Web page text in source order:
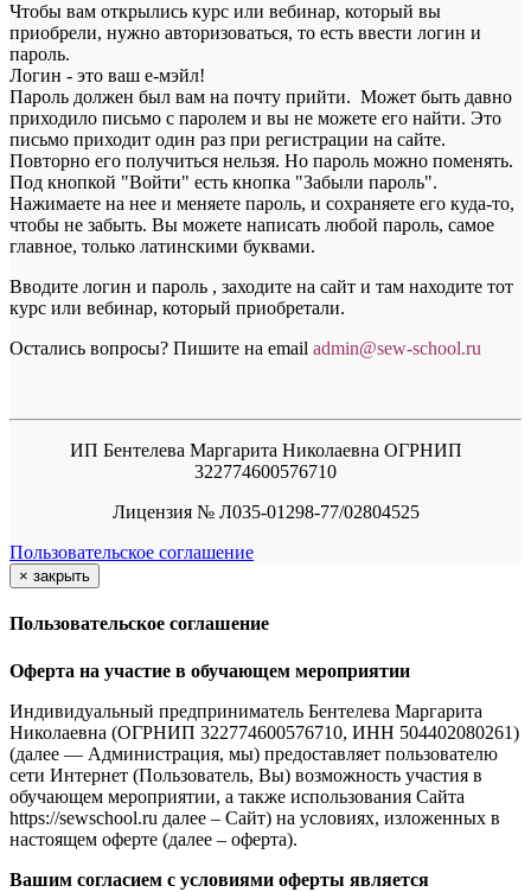
Чтобы вам открылись курс или вебинар, который вы
приобрели, нужно авторизоваться, то есть ввести логин и
пароль.
Логин - это ваш е-мэйл!
Пароль должен был вам на почту прийти. Может быть давно
приходило письмо с паролем и вы не можете его найти. Это
письмо приходит один раз при регистрации на сайте.
Повторно его получиться нельзя. Но пароль можно поменять.
Под кнопкой "Войти" есть кнопка "Забыли пароль".
Нажимаете на нее и меняете пароль, и сохраняете его куда-то,
чтобы не забыть. Вы можете написать любой пароль, самое
главное, только латинскими буквами.
Вводите логин и пароль , заходите на сайт и там находите тот
курс или вебинар, который приобретали.
Остались вопросы? Пишите на email admin@sew-school.ru
ИП Бентелева Маргарита Николаевна ОГРНИП
322774600576710
Лицензия № Л035-01298-77/02804525
Пользовательское соглашение
× закрыть
Пользовательское соглашение
Оферта на участие в обучающем мероприятии
Индивидуальный предприниматель Бентелева Маргарита
Николаевна (ОГРНИП 322774600576710, ИНН 504402080261)
(далее — Администрация, мы) предоставляет пользователю
сети Интернет (Пользователь, Вы) возможность участия в
обучающем мероприятии, а также использования Сайта
https://sewschool.ru далее – Сайт) на условиях, изложенных в
настоящем оферте (далее – оферта).
Вашим согласием с условиями оферты является